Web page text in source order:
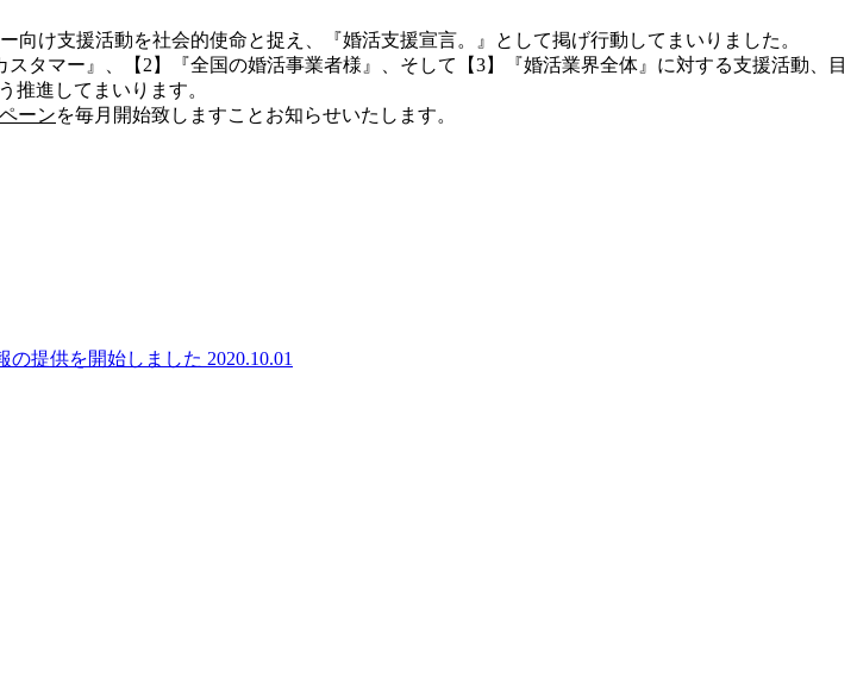
け支援活動を社会的使命と捉え、『婚活支援宣言。』として掲げ行動してまいりました。
タマー』、【2】『全国の婚活事業者様』、そして【3】『婚活業界全体』に対する支援活動、目
推進してまいります。
ーンを毎月開始致しますことお知らせいたします。
の提供を開始しました 2020.10.01